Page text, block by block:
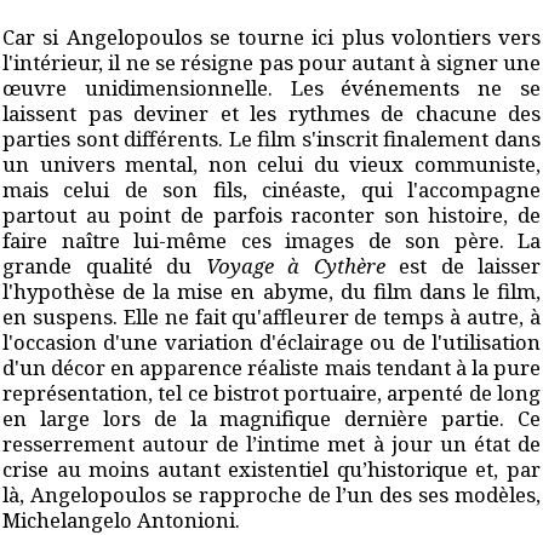
Car si Angelopoulos se tourne ici plus volontiers vers
l'intérieur, il ne se résigne pas pour autant à signer une
œuvre unidimensionnelle. Les événements ne se
laissent pas deviner et les rythmes de chacune des
parties sont différents. Le film s'inscrit finalement dans
un univers mental, non celui du vieux communiste,
mais celui de son fils, cinéaste, qui l'accompagne
partout au point de parfois raconter son histoire, de
faire naître lui-même ces images de son père. La
grande qualité du Voyage à Cythèreest de laisser
l'hypothèse de la mise en abyme, du film dans le film,
en suspens. Elle ne fait qu'affleurer de temps à autre, à
l'occasion d'une variation d'éclairage ou de l'utilisation
d'un décor en apparence réaliste mais tendant à la pure
représentation, tel ce bistrot portuaire, arpenté de long
en large lors de la magnifique dernière partie. Ce
resserrement autour de l’intime met à jour un état de
crise au moins autant existentiel qu’historique et, par
là, Angelopoulos se rapproche de l’un des ses modèles,
Michelangelo Antonioni.